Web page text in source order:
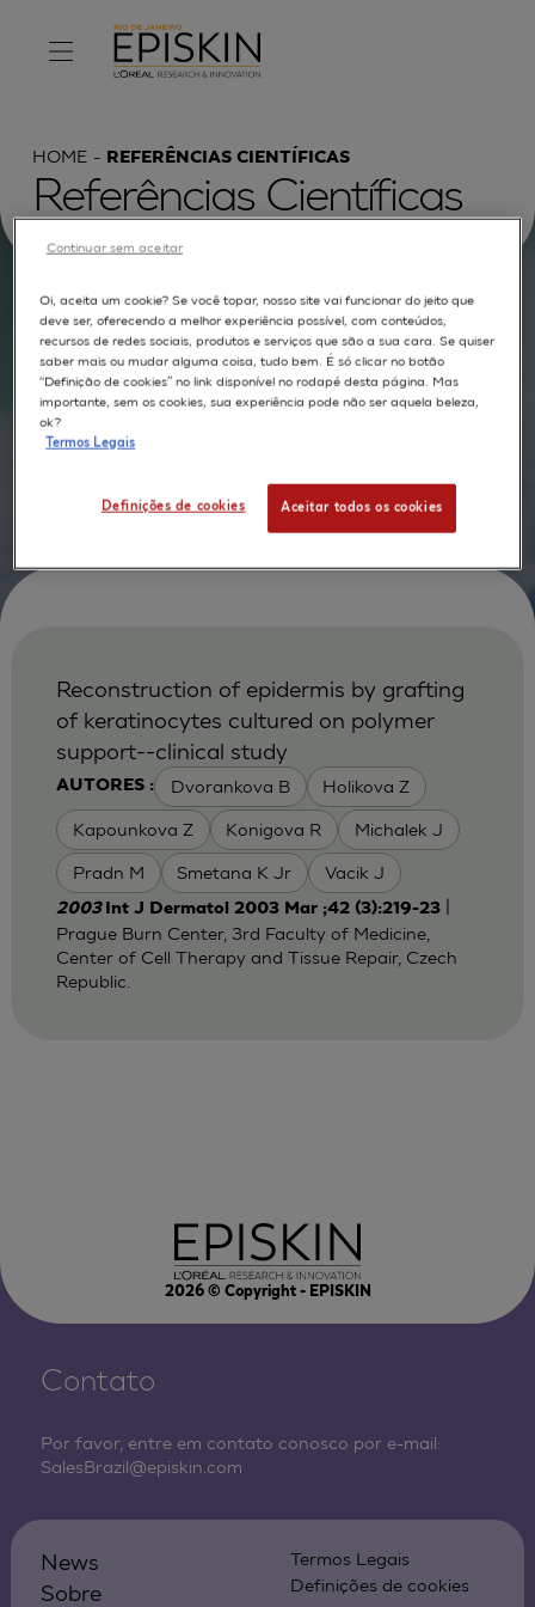
HOME REFERÊNCIAS CIENTÍFICAS
Referências Científicas
Procurar por :
TEXTO COMPLETO MODELOS APLICAÇÕES
AUTORES
AUTORES : Dvorankova B Holikova Z
Kapounkova Z Konigova R Michalek J
Pradn M Smetana K Jr Vacik J
Reconstruction of epidermis by grafting
of keratinocytes cultured on polymer
support--clinical study
2003 Int J Dermatol 2003 Mar ;42 (3):219-23|
Prague Burn Center, 3rd Faculty of Medicine,
Center of Cell Therapy and Tissue Repair, Czech
Republic.
2026© Copyright - EPISKIN
Contato
Por favor, entre em contato conosco por e-mail:
SalesBrazil@episkin.com
News
Sobre
Termos Legais
Definições de cookies
Oi, aceita um cookie? Se você topar, nosso site vai funcionar do jeito que
deve ser, oferecendo a melhor experiência possível, com conteúdos,
recursos de redes sociais, produtos e serviços que são a sua cara. Se quiser
saber mais ou mudar alguma coisa, tudo bem. É só clicar no botão
“Definição de cookies” no link disponível no rodapé desta página. Mas
importante, sem os cookies, sua experiência pode não ser aquela beleza,
ok?
Termos Legais
Definições de cookies Aceitar todos os cookies
Continuar sem aceitar